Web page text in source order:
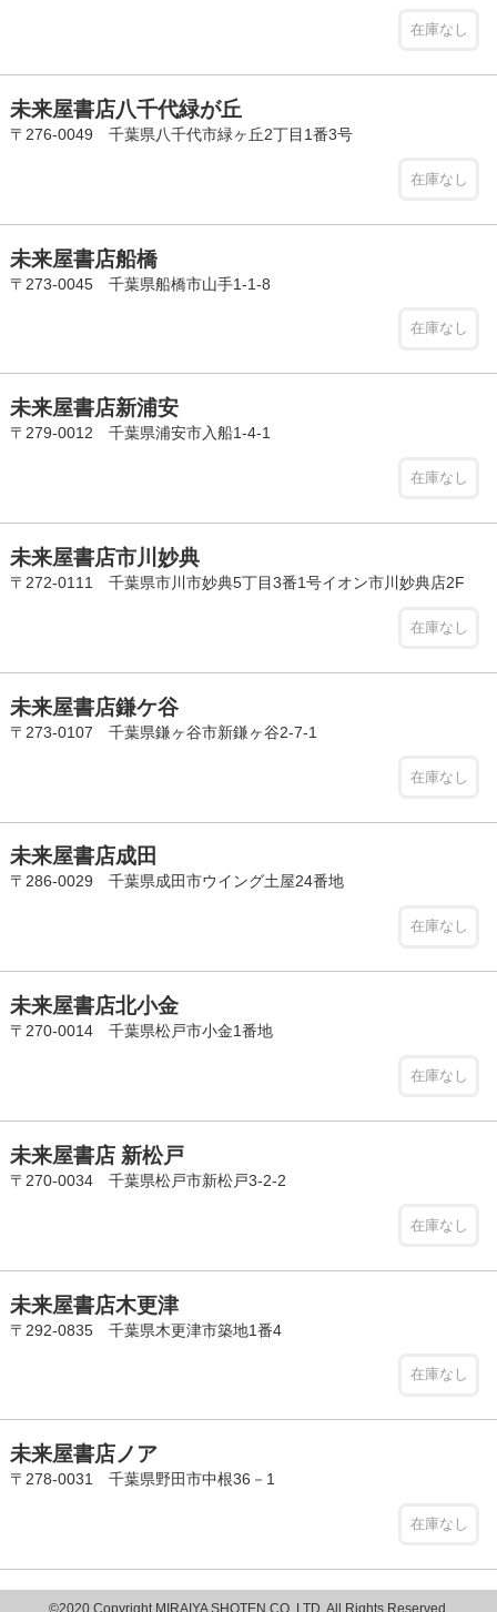
在庫なし
未来屋書店八千代緑が丘
〒276-0049 千葉県八千代市緑ヶ丘2丁目1番3号
在庫なし
未来屋書店船橋
〒273-0045 千葉県船橋市山手1-1-8
在庫なし
未来屋書店新浦安
〒279-0012 千葉県浦安市入船1-4-1
在庫なし
未来屋書店市川妙典
〒272-0111 千葉県市川市妙典5丁目3番1号イオン市川妙典店2F
在庫なし
未来屋書店鎌ケ谷
〒273-0107 千葉県鎌ヶ谷市新鎌ヶ谷2-7-1
在庫なし
未来屋書店成田
〒286-0029 千葉県成田市ウイング土屋24番地
在庫なし
未来屋書店北小金
〒270-0014 千葉県松戸市小金1番地
在庫なし
未来屋書店 新松戸
〒270-0034 千葉県松戸市新松戸3-2-2
在庫なし
未来屋書店木更津
〒292-0835 千葉県木更津市築地1番4
在庫なし
未来屋書店ノア
〒278-0031 千葉県野田市中根36－1
在庫なし
©2020 Copyright MIRAIYA SHOTEN CO.,LTD. All Rights Reserved.